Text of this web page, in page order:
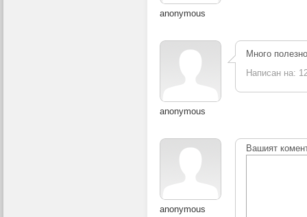
anonymous
anonymous
Много
Написан на:
anonymous
Вашият